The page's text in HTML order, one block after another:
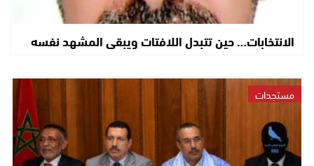
الانتخابات… حين تتبدل اللافتات ويبقى المشهد نفسه
مستجدات